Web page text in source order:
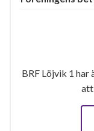
BRF Löjvik 1 har
att